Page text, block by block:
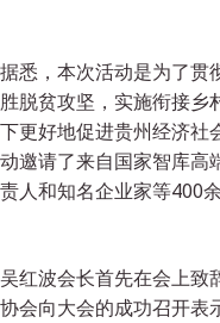
据悉，本次活动是为了贯
胜脱贫攻坚，实施衔接乡
下更好地促进贵州经济社
动邀请了来自国家智库高
责人和知名企业家等400余
吴红波会长首先在会上致
协会向大会的成功召开表